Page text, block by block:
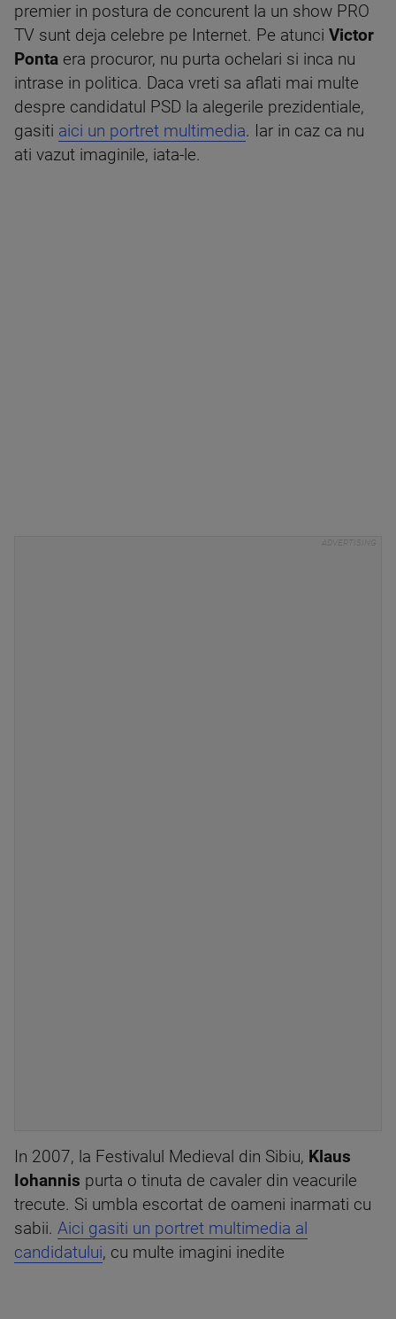
premier in postura de concurent la un show PRO
TV sunt deja celebre pe Internet. Pe atunci Victor
Ponta era procuror, nu purta ochelari si inca nu
intrase in politica. Daca vreti sa aflati mai multe
despre candidatul PSD la alegerile prezidentiale,
gasiti aici un portret multimedia. Iar in caz ca nu
ati vazut imaginile, iata-le.
In 2007, la Festivalul Medieval din Sibiu, Klaus
Iohannis purta o tinuta de cavaler din veacurile
trecute. Si umbla escortat de oameni inarmati cu
sabii. Aici gasiti un portret multimedia al
candidatului, cu multe imagini inedite